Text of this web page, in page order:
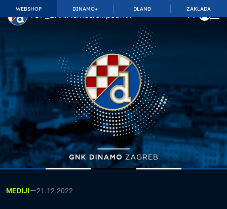
WEBSHOP DINAMO+ DLAND ZAKLADA
TOP_BAR.MembershipSuffix
MEDIJI—21.12.2022